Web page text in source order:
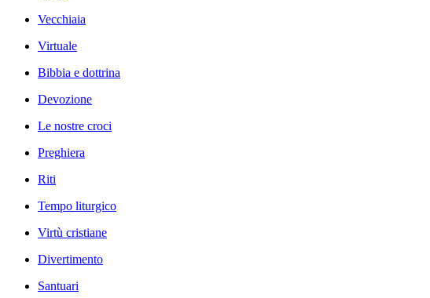
Vecchiaia
Virtuale
Bibbia e dottrina
Devozione
Le nostre croci
Preghiera
Riti
Tempo liturgico
Virtù cristiane
Divertimento
Santuari